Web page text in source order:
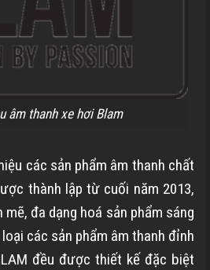
âm thanh xe hơi Blam
các sản phẩm âm thanh chất
thành lập từ cuối năm 2013,
đa dạng hoá sản phẩm sáng
các sản phẩm âm thanh đỉnh
đều được thiết kế đặc biệt